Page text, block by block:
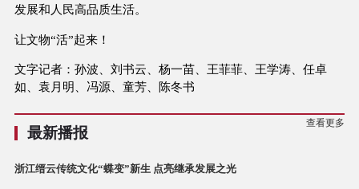
发展和人民高品质生活。
让文物“活”起来！
文字记者：孙波、刘书云、杨一苗、王菲菲、王学涛、任卓
如、袁月明、冯源、童芳、陈冬书
最新播报
查看更多
浙江缙云传统文化“蝶变”新生 点亮继承发展之光